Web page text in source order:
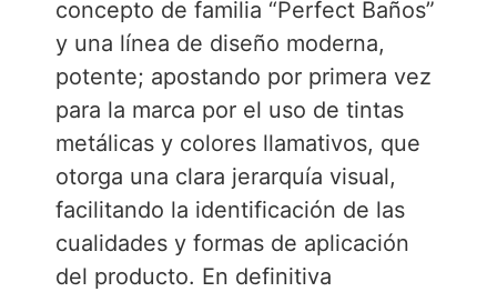
concepto de familia “Perfect Baños”
y una línea de diseño moderna,
potente; apostando por primera vez
para la marca por el uso de tintas
metálicas y colores llamativos, que
otorga una clara jerarquía visual,
facilitando la identificación de las
cualidades y formas de aplicación
del producto. En definitiva